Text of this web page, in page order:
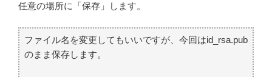
任意の場所に「保存」します。
ファイル名を変更してもいいですが、今回はid_rsa.pub
のまま保存します。